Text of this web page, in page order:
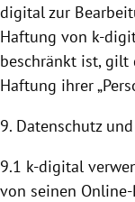
digital zur
Haftung von k-
beschränkt ist, gilt
Haftung ihrer
9. Datenschutz und
9.1 k-digital
von seinen